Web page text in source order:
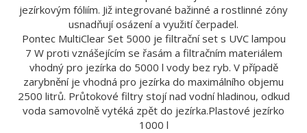
jezírkovým fóliím. Již integrované bažinné a rostlinné zóny
usnadňují osázení a využití čerpadel.
Pontec MultiClear Set 5000 je filtrační set s UVC lampou
7 W proti vznášejícím se řasám a filtračním materiálem
vhodný pro jezírka do 5000 l vody bez ryb. V případě
zarybnění je vhodná pro jezírka do maximálního objemu
2500 litrů. Průtokové filtry stojí nad vodní hladinou, odkud
voda samovolně vytéká zpět do jezírka.Plastové jezírko
1000 l